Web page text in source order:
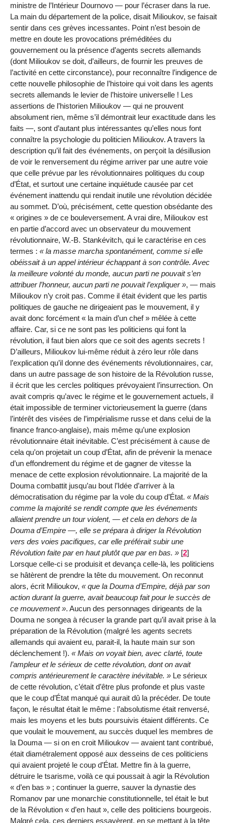
ministre de l’Intérieur Dournovo — pour l’écraser dans la rue.
La main du département de la police, disait Milioukov, se faisait
sentir dans ces grèves incessantes. Point n’est besoin de
mettre en doute les provocations préméditées du
gouvernement ou la présence d’agents secrets allemands
(dont Milioukov se doit, d’ailleurs, de fournir les preuves de
l’activité en cette circonstance), pour reconnaître l’indigence de
cette nouvelle philosophie de l’histoire qui voit dans les agents
secrets allemands le levier de l’histoire universelle ! Les
assertions de l’historien Milioukov — qui ne prouvent
absolument rien, même s’il démontrait leur exactitude dans les
faits —, sont d’autant plus intéressantes qu’elles nous font
connaître la psychologie du politicien Milioukov. A travers la
description qu’il fait des événements, on perçoit la désillusion
de voir le renversement du régime arriver par une autre voie
que celle prévue par les révolutionnaires politiques du coup
d’État, et surtout une certaine inquiétude causée par cet
événement inattendu qui rendait inutile une révolution décidée
au sommet. D’où, précisément, cette question obsédante des
« origines » de ce bouleversement. A vrai dire, Milioukov est
en partie d’accord avec un observateur du mouvement
révolutionnaire, W.-B. Stankévitch, qui le caractérise en ces
termes :
la masse marcha spontanément, comme si elle
obéissait à un appel intérieur échappant à son contrôle. Avec
la meilleure volonté du monde, aucun parti ne pouvait s’en
attribuer l’honneur, aucun parti ne pouvait l’expliquer
, — mais
Milioukov n’y croit pas. Comme il était évident que les partis
politiques de gauche ne dirigeaient pas le mouvement, il y
avait donc forcément « la main d’un chef » mêlée à cette
affaire. Car, si ce ne sont pas les politiciens qui font la
révolution, il faut bien alors que ce soit des agents secrets !
D’ailleurs, Milioukov lui-même réduit à zéro leur rôle dans
l’explication qu’il donne des événements révolutionnaires, car,
dans un autre passage de son histoire de la Révolution russe,
il écrit que les cercles politiques prévoyaient l’insurrection. On
avait compris qu’avec le régime et le gouvernement actuels, il
était impossible de terminer victorieusement la guerre (dans
l’intérêt des visées de l’impérialisme russe et dans celui de la
finance franco-anglaise), mais même qu’une explosion
révolutionnaire était inévitable. C’est précisément à cause de
cela qu’on projetait un coup d’État, afin de prévenir la menace
d’un effondrement du régime et de gagner de vitesse la
menace de cette explosion révolutionnaire. La majorité de la
Douma combattit jusqu’au bout l’Idée d’arriver à la
démocratisation du régime par la vole du coup d’État.
Mais
comme la majorité se rendit compte que les événements
allaient prendre un tour violent, — et cela en dehors de la
Douma d’Empire —, elle se prépara à diriger la Révolution
vers des voies pacifiques, car elle préférait subir une
Révolution faite par en haut plutôt que par en bas.
[2]
Lorsque celle-ci se produisit et devança celle-là, les politiciens
se hâtèrent de prendre la tête du mouvement. On reconnut
alors, écrit Milioukov,
que la Douma d’Empire, déjà par son
action durant la guerre, avait beaucoup fait pour le succès de
ce mouvement
. Aucun des personnages dirigeants de la
Douma ne songea à récuser la grande part qu’il avait prise à la
préparation de la Révolution (malgré les agents secrets
allemands qui avaient eu, parait-il, la haute main sur son
déclenchement !).
Mais on voyait bien, avec clarté, toute
l’ampleur et le sérieux de cette révolution, dont on avait
compris antérieurement le caractère inévitable.
Le sérieux
de cette révolution, c’était d’être plus profonde et plus vaste
que le coup d’État manqué qui aurait dû la précéder. De toute
façon, le résultat était le même : l’absolutisme était renversé,
mais les moyens et les buts poursuivis étaient différents. Ce
que voulait le mouvement, au succès duquel les membres de
la Douma — si on en croit Milioukov — avaient tant contribué,
était diamétralement opposé aux desseins de ces politiciens
qui avaient projeté le coup d’État. Mettre fin à la guerre,
détruire le tsarisme, voilà ce qui poussait à agir la Révolution
« d’en bas » ; continuer la guerre, sauver la dynastie des
Romanov par une monarchie constitutionnelle, tel était le but
de la Révolution « d’en haut », celle des politiciens bourgeois.
Malgré cela, ces derniers essayèrent, en se mettant à la tête